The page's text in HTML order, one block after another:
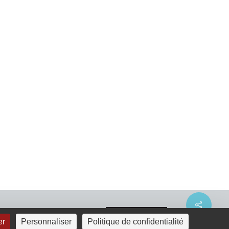
Share
Personnaliser Politique de confidentialité